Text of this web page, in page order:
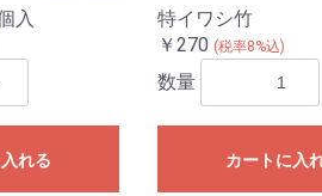
入
れる
特イワシ竹
￥270 (税率8%込)
数量
カートに入